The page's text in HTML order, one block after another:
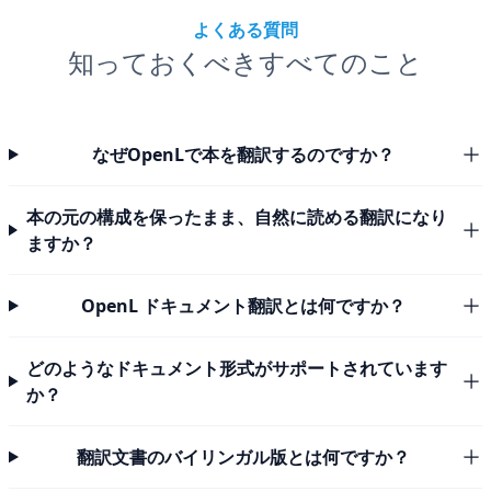
よくある質問
知っておくべきすべてのこと
なぜOpenLで本を翻訳するのですか？
本の元の構成を保ったまま、自然に読める翻訳になり
ますか？
OpenL ドキュメント翻訳とは何ですか？
どのようなドキュメント形式がサポートされています
か？
翻訳文書のバイリンガル版とは何ですか？